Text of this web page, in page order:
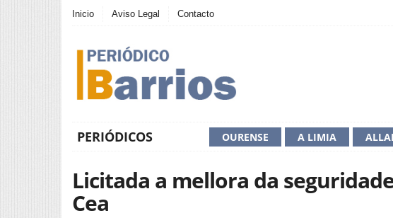
Inicio Aviso Legal Contacto
PERIÓDICOS A LIMIA
OURENSE
Licitada a mellora da
Cea